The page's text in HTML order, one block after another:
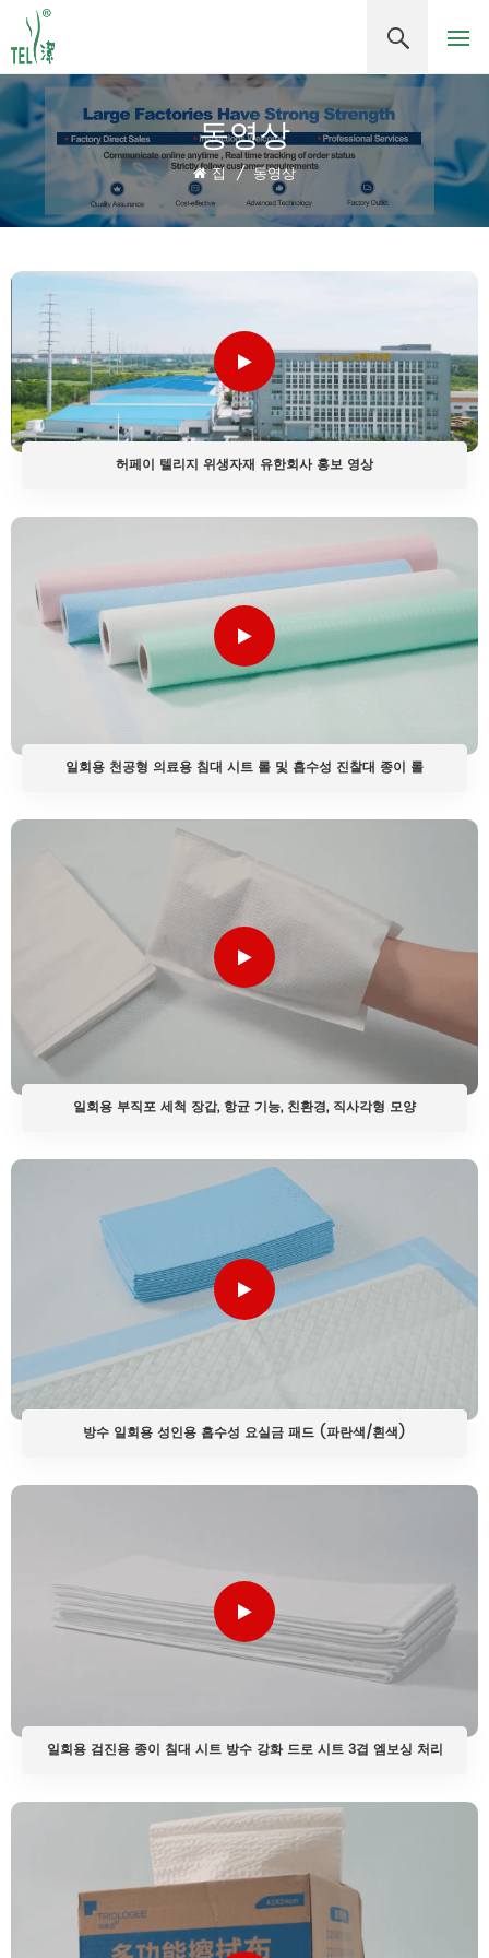
동영상
집 / 동영상
허페이 텔리지 위생자재 유한회사 홍보 영상
일회용 천공형 의료용 침대 시트 롤 및 흡수성 진찰대 종이 롤
일회용 부직포 세척 장갑, 항균 기능, 친환경, 직사각형 모양
방수 일회용 성인용 흡수성 요실금 패드 (파란색/흰색)
일회용 검진용 종이 침대 시트 방수 강화 드로 시트 3겹 엠보싱 처리